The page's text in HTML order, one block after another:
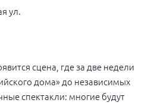
ул.
сцена, где за две недели
дома» до независимых
спектакли: многие будут